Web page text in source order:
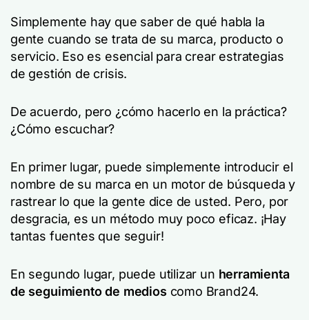
Simplemente hay que saber de qué habla la
gente cuando se trata de su marca, producto o
servicio. Eso es esencial para crear estrategias
de gestión de crisis.
De acuerdo, pero ¿cómo hacerlo en la práctica?
¿Cómo escuchar?
En primer lugar, puede simplemente introducir el
nombre de su marca en un motor de búsqueda y
rastrear lo que la gente dice de usted. Pero, por
desgracia, es un método muy poco eficaz. ¡Hay
tantas fuentes que seguir!
En segundo lugar, puede utilizar un herramienta
de seguimiento de medios como Brand24.